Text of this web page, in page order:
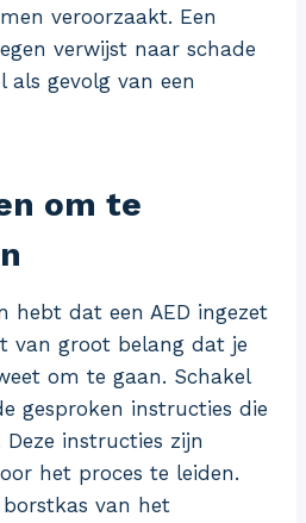
veroorzaakt. Een
verwijst naar schade
als gevolg van een
om te
hebt dat een AED ingezet
van groot belang dat je
om te gaan. Schakel
gesproken instructies die
instructies zijn
het proces te leiden.
van het